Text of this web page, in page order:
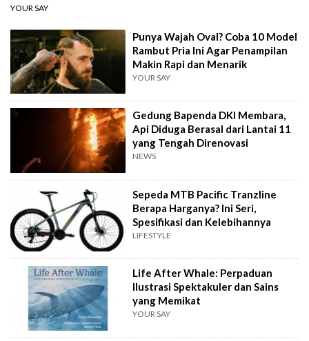
YOUR SAY
Punya Wajah Oval? Coba 10 Model
Rambut Pria Ini Agar Penampilan
Makin Rapi dan Menarik
YOUR SAY
Gedung Bapenda DKI Membara,
Api Diduga Berasal dari Lantai 11
yang Tengah Direnovasi
NEWS
Sepeda MTB Pacific Tranzline
Berapa Harganya? Ini Seri,
Spesifikasi dan Kelebihannya
LIFESTYLE
Life After Whale: Perpaduan
Ilustrasi Spektakuler dan Sains
yang Memikat
YOUR SAY